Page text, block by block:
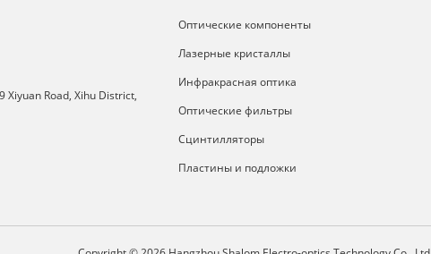
Xiyuan Road, Xihu District,
Оптические компоненты
Лазерные кристаллы
Инфракрасная оптика
Оптические фильтры
Сцинтилляторы
Пластины и подложки